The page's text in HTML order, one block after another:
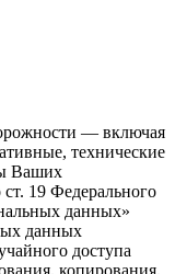
— включая
технические
Ваших
19 Федерального
данных»
данных
доступа
копирования,